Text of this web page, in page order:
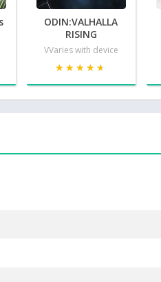
ODIN:VALHALLA
RISING
VVaries with device
★★★★★
★★★★★